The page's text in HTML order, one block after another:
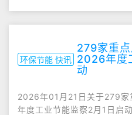
环保节能 快讯
279家重
2026年度
动
2026年01月21日关于279
年度工业节能监察2月1日启